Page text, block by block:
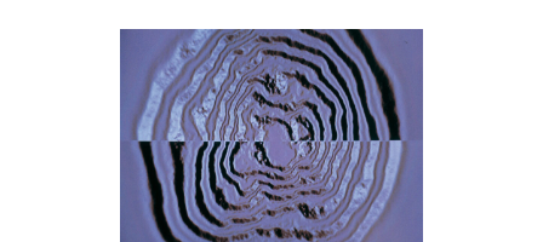
Qui sommes nous ?